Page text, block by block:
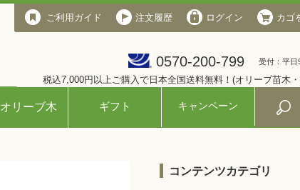
ご利用ガイド 注文履歴 ログイン カゴ
0570-200-799 受付：平日
税込7,000円以上ご購入で日本全国送料無料！(オリーブ苗木
オリーブ木 ギフト キャンペーン
ご利用ガイド 会社概要 ログイン
0570-200-799 受付：平
コンテンツカテゴリ